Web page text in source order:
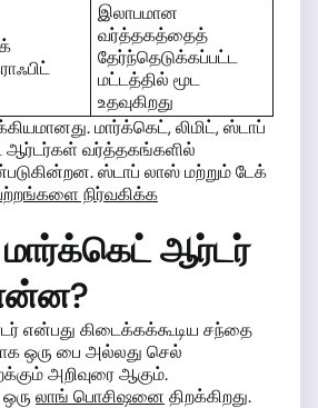
இலாபமான
வர்த்தகத்தைத்
தேர்ந்தெடுக்கப்பட்ட
மட்டத்தில் மூட
உதவுகிறது
மார்க்கெட், லிமிட், ஸ்டாப்
ஆர்டர்கள் வர்த்தகங்களில்
ஸ்டாப் லாஸ் மற்றும் டேக்
நிர்வகிக்க
ஆர்டர்
என்பது கிடைக்கக்கூடிய சந்தை
ஒரு பை அல்லது செல்
அறிவுரை ஆகும்.
லாங் பொசிஷனை திறக்கிறது.